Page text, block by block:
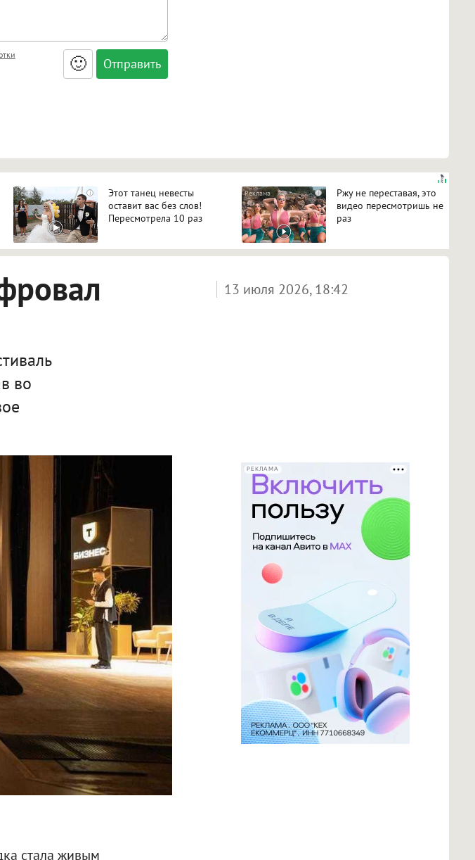
<pre>, <ul>, <ol>, <li>,
становятся ссылками, и
🙂
i
Этот танец невесты
оставит вас без слов!
Пересмотрела 10 раз
i
Ржу не переставая, это
видео пересмотришь не
раз
во
13 июля 2026, 18:42
РЕКЛАМА
стала живым